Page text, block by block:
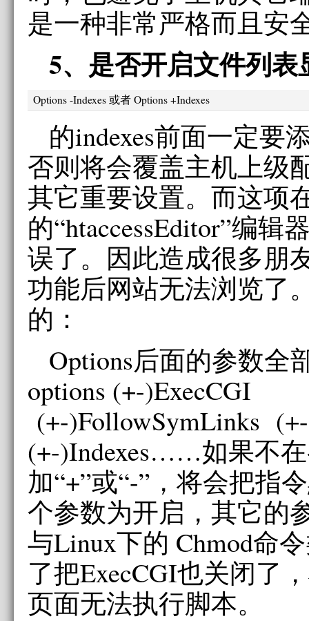
是一种非常严格而且安
5、是否开启文件列
Options -Indexes 或者 Options +Indexes
的indexes前面一定要
否则将会覆盖主机上级
其它重要设置。而这项
的“htaccessEditor”编辑
误了。因此造成很多朋
功能后网站无法浏览了
的：
Options后面的参数全
options (+-)ExecCGI
(+-)FollowSymLinks
(+-)Indexes……如果不
加“+”或“-”，将会把指
个参数为开启，其它的
与Linux下的 Chmod命
了把ExecCGI也关闭了
页面无法执行脚本。